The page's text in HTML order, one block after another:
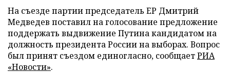
На съезде партии председатель ЕР Дмитрий
Медведев поставил на голосование предложение
поддержать выдвижение Путина кандидатом на
должность президента России на выборах. Вопрос
был принят съездом единогласно, сообщаетРИА
«Новости».